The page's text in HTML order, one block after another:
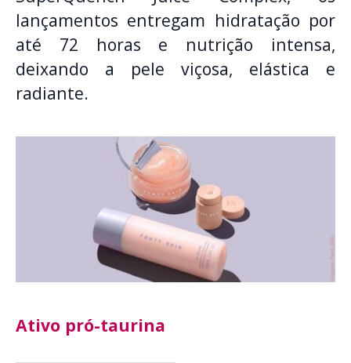
lançamentos entregam hidratação por
até 72 horas e nutrição intensa,
deixando a pele viçosa, elástica e
radiante.
Ativo pró-taurina